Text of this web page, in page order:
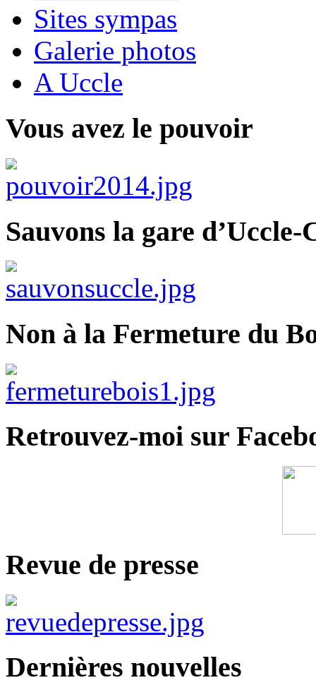
Sites sympas
Galerie photos
A Uccle
Vous avez le pouvoir
Sauvons la gare d’Uccle-
Non à la Fermeture du
Retrouvez-moi sur
Revue de presse
Dernières nouvelles